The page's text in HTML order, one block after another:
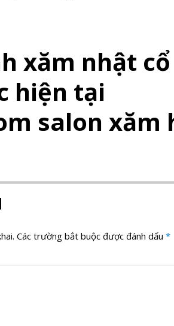
xăm nhật
hiện tại
salon xăm
Các trường bắt buộc được đánh dấu *